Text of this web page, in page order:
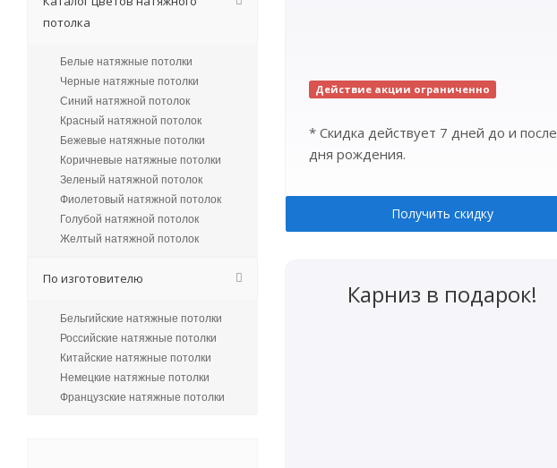
Действие акции ограниченно
* Скидка действует 7 дней до и после
дня рождения.
Получить скидку
Карниз в подарок!
потолка
Белые натяжные потолки
Черные натяжные потолки
Синий натяжной потолок
Красный натяжной потолок
Бежевые натяжные потолки
Коричневые натяжные потолки
Зеленый натяжной потолок
Фиолетовый натяжной потолок
Голубой натяжной потолок
Желтый натяжной потолок
По изготовителю
Бельгийские натяжные потолки
Российские натяжные потолки
Китайские натяжные потолки
Немецкие натяжные потолки
Французские натяжные потолки